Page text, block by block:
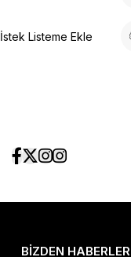
İstek Listeme Ekle
BİZDEN HABERLER